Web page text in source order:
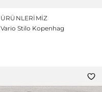
ÜRÜNLERIMIZ
Vario Stilo Kopenhag